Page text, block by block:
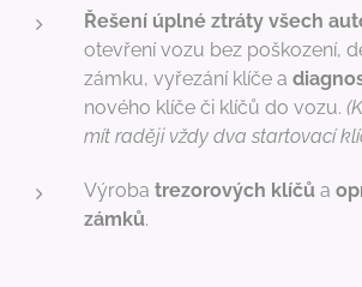
Řešení úplné ztráty všech
otevření vozu bez poškození,
zámku, vyřezání klíče a
nového klíče či klíčů do vozu.
mít raději vždy dva startovací
Výroba trezorových klíčů a
zámků.